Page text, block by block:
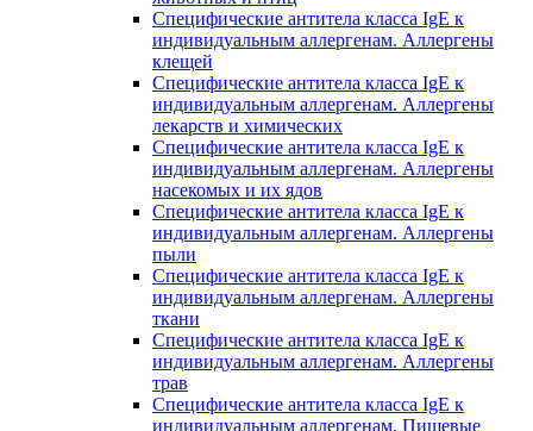
Специфические антитела класса IgE к
индивидуальным аллергенам. Аллергены
клещей
Специфические антитела класса IgE к
индивидуальным аллергенам. Аллергены
лекарств и химических
Специфические антитела класса IgE к
индивидуальным аллергенам. Аллергены
насекомых и их ядов
Специфические антитела класса IgE к
индивидуальным аллергенам. Аллергены
пыли
Специфические антитела класса IgE к
индивидуальным аллергенам. Аллергены
ткани
Специфические антитела класса IgE к
индивидуальным аллергенам. Аллергены
трав
Специфические антитела класса IgE к
индивидуальным аллергенам. Пищевые